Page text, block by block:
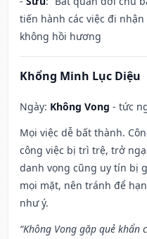
tiến hành các việc đi
không hồi hương
Khổng Minh Lục Diệu
Ngày: Không Vong - tức
Mọi việc dễ bất thành.
công việc bị trì trệ, trở
danh vọng cũng uy tín bị
mọi mặt, nên tránh để
như ý.
“Không Vong gặp quẻ khẩn